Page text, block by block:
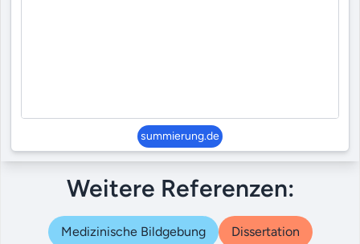
summierung.de
Weitere Referenzen:
Medizinische Bildgebung Dissertation